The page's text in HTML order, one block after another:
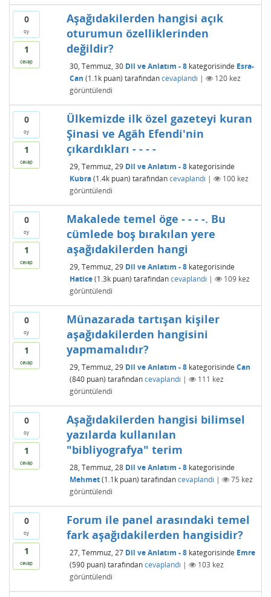
0
oy
1
cevap
Aşağıdakilerden hangisi açık
oturumun özelliklerinden
değildir?
30, Temmuz, 30 Dil ve Anlatım - 8kategorisinde Esra-
Can (1.1kpuan) tarafından cevaplandı | 120kez
görüntülendi
0
oy
1
cevap
Ülkemizde ilk özel gazeteyi kuran
Şinasi ve Agâh Efendi'nin
çıkardıkları - - - -
29, Temmuz, 29 Dil ve Anlatım - 8kategorisinde
Kubra (1.4kpuan) tarafından cevaplandı | 100kez
görüntülendi
0
oy
1
cevap
Makalede temel öge - - - -. Bu
cümlede boş bırakılan yere
aşağıdakilerden hangi
29, Temmuz, 29 Dil ve Anlatım - 8kategorisinde
Hatice (1.3kpuan) tarafından cevaplandı | 109kez
görüntülendi
0
oy
1
cevap
Münazarada tartışan kişiler
aşağıdakilerden hangisini
yapmamalıdır?
29, Temmuz, 29 Dil ve Anlatım - 8kategorisinde Can
(840puan) tarafından cevaplandı | 111 kez
görüntülendi
0
oy
1
cevap
Aşağıdakilerden hangisi bilimsel
yazılarda kullanılan
"bibliyografya" terim
28, Temmuz, 28 Dil ve Anlatım - 8kategorisinde
Mehmet (1.1kpuan) tarafından cevaplandı | 75 kez
görüntülendi
0
oy
1
cevap
Forum ile panel arasındaki temel
fark aşağıdakilerden hangisidir?
27, Temmuz, 27 Dil ve Anlatım - 8kategorisinde Emre
(590puan) tarafından cevaplandı | 103 kez
görüntülendi